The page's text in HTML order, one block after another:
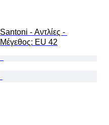
Santoni - Αντλίες -
Mέγεθος: EU 42